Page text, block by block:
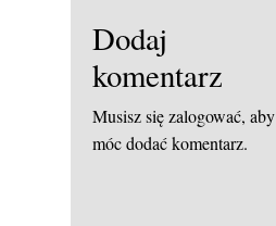
Dodaj
komentarz
Musisz sięzalogować, aby
móc dodać komentarz.